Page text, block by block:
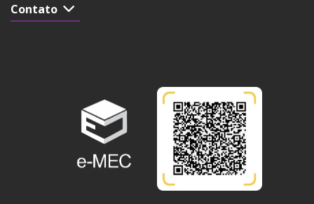
Contato